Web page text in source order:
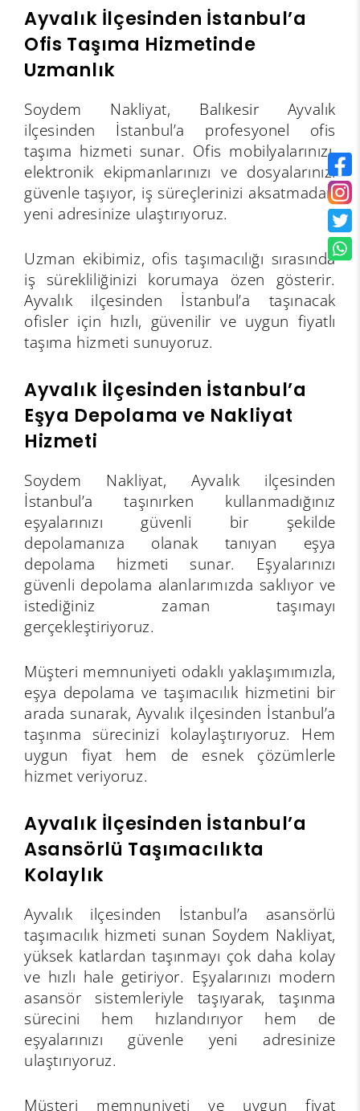
Ayvalık İlçesinden İstanbul’a
Ofis Taşıma Hizmetinde
Uzmanlık
Soydem Nakliyat, Balıkesir Ayvalık
ilçesinden İstanbul’a profesyonel ofis
taşıma hizmeti sunar. Ofis mobilyalarınızı,
elektronik ekipmanlarınızı ve dosyalarınızı
güvenle taşıyor, iş süreçlerinizi aksatmadan
yeni adresinize ulaştırıyoruz.
Uzman ekibimiz, ofis taşımacılığı sırasında
iş sürekliliğinizi korumaya özen gösterir.
Ayvalık ilçesinden İstanbul’a taşınacak
ofisler için hızlı, güvenilir ve uygun fiyatlı
taşıma hizmeti sunuyoruz.
Ayvalık İlçesinden İstanbul’a
Eşya Depolama ve Nakliyat
Hizmeti
Soydem Nakliyat, Ayvalık ilçesinden
İstanbul’a taşınırken kullanmadığınız
eşyalarınızı güvenli bir şekilde
depolamanıza olanak tanıyan eşya
depolama hizmeti sunar. Eşyalarınızı
güvenli depolama alanlarımızda saklıyor ve
istediğiniz zaman taşımayı
gerçekleştiriyoruz.
Müşteri memnuniyeti odaklı yaklaşımımızla,
eşya depolama ve taşımacılık hizmetini bir
arada sunarak, Ayvalık ilçesinden İstanbul’a
taşınma sürecinizi kolaylaştırıyoruz. Hem
uygun fiyat hem de esnek çözümlerle
hizmet veriyoruz.
Ayvalık İlçesinden İstanbul’a
Asansörlü Taşımacılıkta
Kolaylık
Ayvalık ilçesinden İstanbul’a asansörlü
taşımacılık hizmeti sunan Soydem Nakliyat,
yüksek katlardan taşınmayı çok daha kolay
ve hızlı hale getiriyor. Eşyalarınızı modern
asansör sistemleriyle taşıyarak, taşınma
sürecini hem hızlandırıyor hem de
eşyalarınızı güvenle yeni adresinize
ulaştırıyoruz.
Müşteri memnuniyeti ve uygun fiyat